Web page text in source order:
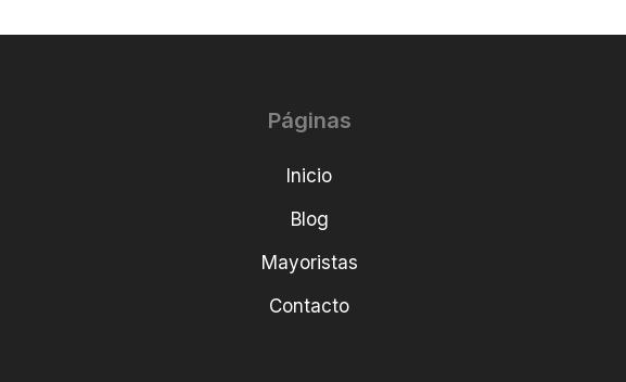
Páginas
Inicio
Blog
Mayoristas
Contacto